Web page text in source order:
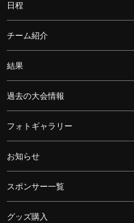
日程
チーム紹介
結果
過去の大会情報
フォトギャラリー
お知らせ
スポンサー一覧
グッズ購入